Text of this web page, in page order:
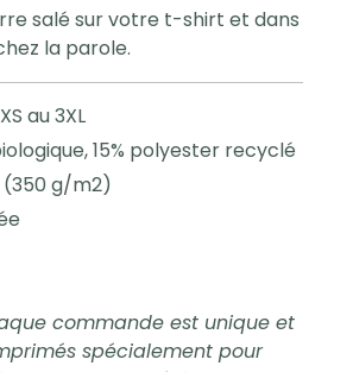
salé sur votre t-shirt et dans
la parole.
au 3XL
15% polyester recyclé
g/m2)
commande est unique et
spécialement pour